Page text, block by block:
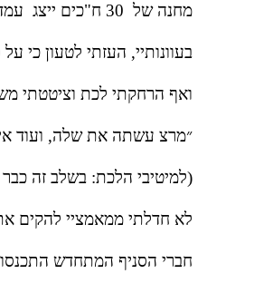
מחנה של  30 ח"כים ייצג  עמדות הדומות יותר  לעמדות מרצ וזה מצב עדיף בהרבה על המצב כיום.
בעוונותיי, העזתי לטעון כי
ואף הרחקתי לכת וציטטתי
״מרצ עשתה את שלה, ועוד
(למיטיבי הלכת: בשלב זה
לא חדלתי ממאמציי להקים
חברי הסניף המתחדש